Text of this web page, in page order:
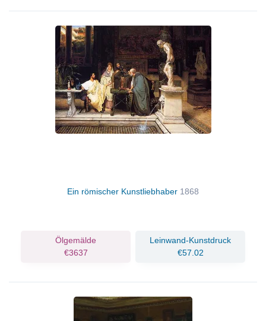
Ein römischer Kunstliebhaber 1868
Ölgemälde
€3637
Leinwand-Kunstdruck
€57.02